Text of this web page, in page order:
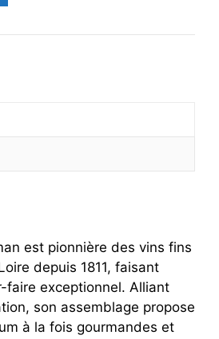
est pionnière des vins fins
depuis 1811, faisant
faire exceptionnel. Alliant
son assemblage propose
à la fois gourmandes et